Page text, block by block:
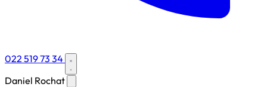
022 519 73 34
Daniel Rochat